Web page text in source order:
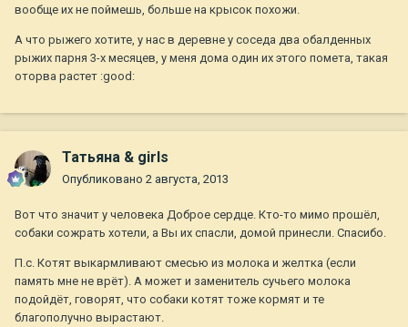
вообще их не поймешь, больше на крысок похожи.
А что рыжего хотите, у нас в деревне у соседа два обалденных
рыжих парня 3-х месяцев, у меня дома один их этого помета, такая
оторва растет :good:
Татьяна & girls
Опубликовано 2 августа, 2013
Вот что значит у человека Доброе сердце. Кто-то мимо прошёл,
собаки сожрать хотели, а Вы их спасли, домой принесли. Спасибо.
П.с. Котят выкармливают смесью из молока и желтка (если
память мне не врёт). А может и заменитель сучьего молока
подойдёт, говорят, что собаки котят тоже кормят и те
благополучно вырастают.